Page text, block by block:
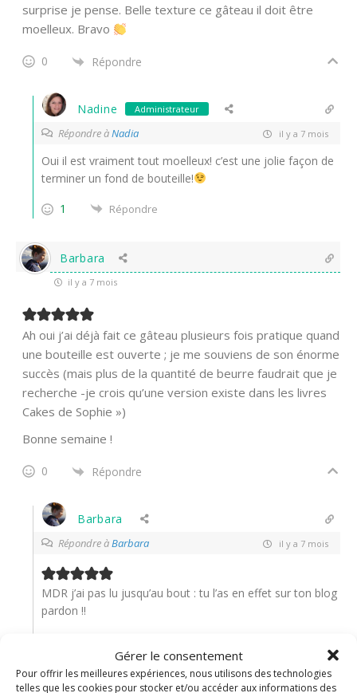
Gérer le consentement
Pour offrir les meilleures expériences, nous utilisons des technologies
telles que les cookies pour stocker et/ou accéder aux informations des
surprise je pense. Belle texture ce gâteau il doit être
moelleux. Bravo
0 Répondre
Nadine Administrateur
Répondre àNadia il y a 7 mois
Oui il est vraiment tout moelleux! c’est une jolie façon de
terminer un fond de bouteille!
1
Répondre
Barbara
il y a 7 mois
Ah oui j’ai déjà fait ce gâteau plusieurs fois pratique quand
une bouteille est ouverte ; je me souviens de son énorme
succès (mais plus de la quantité de beurre faudrait que je
recherche -je crois qu’une version existe dans les livres
Cakes de Sophie »)
Bonne semaine !
0 Répondre
Barbara
Répondre àBarbara il y a 7 mois
MDR j’ai pas lu jusqu’au bout : tu l’as en effet sur ton blog
pardon !!
Nadine Administrateur